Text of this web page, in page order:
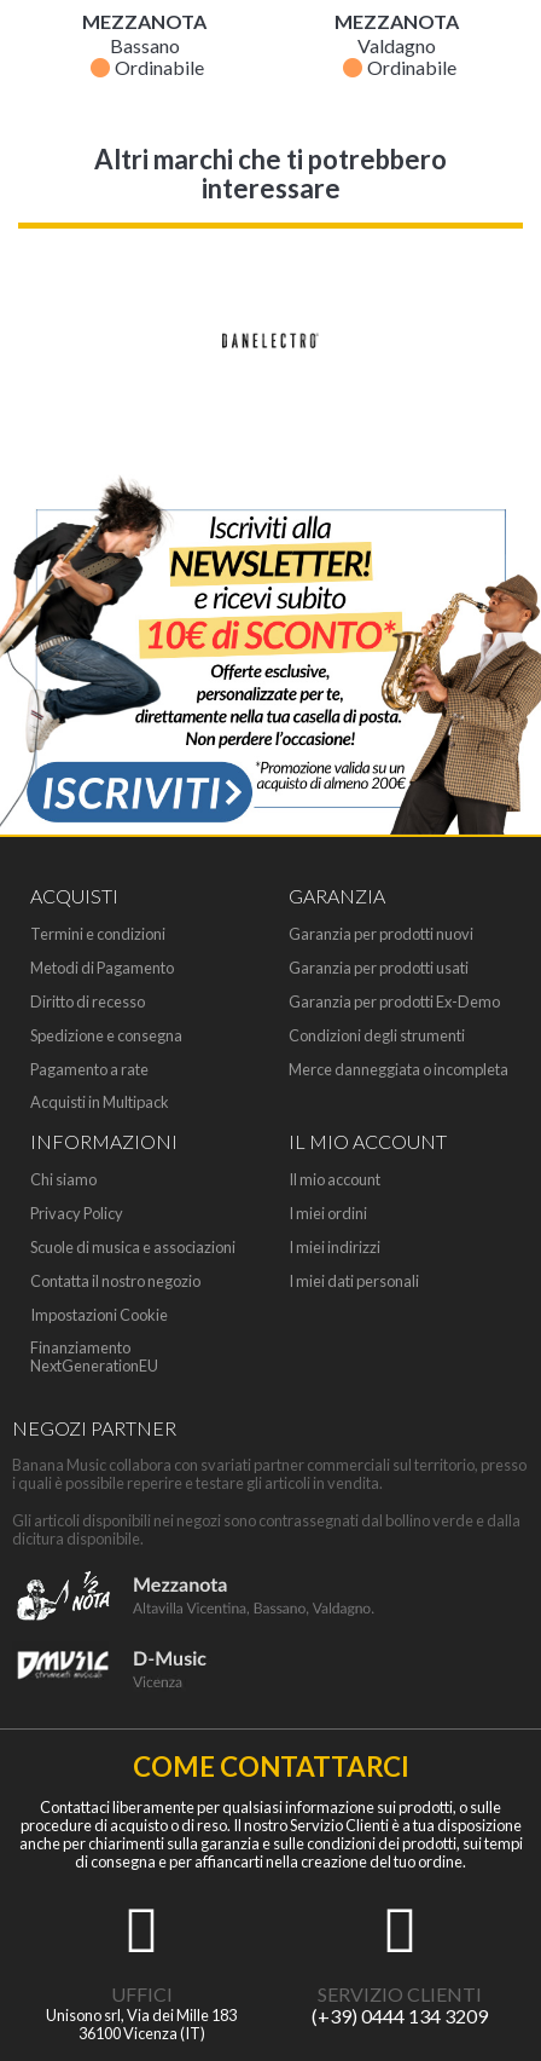
MEZZANOTA
Bassano
fiber_manual_record Ordinabile
MEZZANOTA
Valdagno
fiber_manual_record Ordinabile
Altri marchi che ti potrebbero
interessare
ACQUISTI
Termini e condizioni
Metodi di Pagamento
Diritto di recesso
Spedizione e consegna
Pagamento a rate
Acquisti in Multipack
GARANZIA
Garanzia per prodotti nuovi
Garanzia per prodotti usati
Garanzia per prodotti Ex-Demo
Condizioni degli strumenti
Merce danneggiata o incompleta
INFORMAZIONI
Chi siamo
Privacy Policy
Scuole di musica e associazioni
Contatta il nostro negozio
Impostazioni Cookie
Finanziamento
NextGenerationEU
IL MIO ACCOUNT
Il mio account
I miei ordini
I miei indirizzi
I miei dati personali
NEGOZI PARTNER
Banana Music collabora con svariati partner commerciali sul territorio, presso
i quali è possibile reperire e testare gli articoli in vendita.
Gli articoli disponibili nei negozi sono contrassegnati dal bollino verde e dalla
dicitura disponibile.
COME CONTATTARCI
Contattaci liberamente per qualsiasi informazione sui prodotti, o sulle
procedure di acquisto o di reso. Il nostro Servizio Clienti è a tua disposizione
anche per chiarimenti sulla garanzia e sulle condizioni dei prodotti, sui tempi
di consegna e per affiancarti nella creazione del tuo ordine.
UFFICI
Unisono srl, Via dei Mille 183
36100 Vicenza (IT)
SERVIZIO CLIENTI
(+39) 0444 134 3209